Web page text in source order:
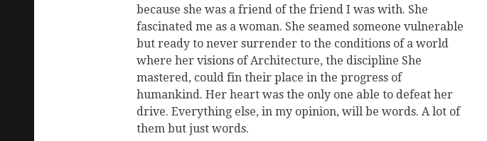
because she was a friend of the friend I was with. She
fascinated me as a woman. She seamed someone vulnerable
but ready to never surrender to the conditions of a world
where her visions of Architecture, the discipline She
mastered, could fin their place in the progress of
humankind. Her heart was the only one able to defeat her
drive. Everything else, in my opinion, will be words. A lot of
them but just words.